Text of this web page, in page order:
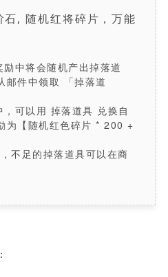
, 随机红将碎片，万能
励中将会随机产出掉落道
邮件中领取 「掉落道
可以用 掉落道具 兑换自
为【随机红色碎片 * 200 +
不足的掉落道具可以在商